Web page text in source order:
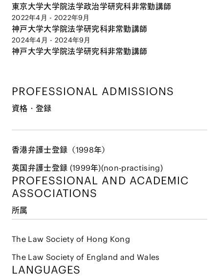
東京大学大学院法学政治学研究科非常勤講師
2022年4月 - 2022年9月
神戸大学大学院法学研究科非常勤講師
2024年4月 - 2024年9月
神戸大学大学院法学研究科非常勤講師
PROFESSIONAL ADMISSIONS
資格・登録
⾹港弁護⼠登録（1998年）
英国弁護⼠登録 (1999年)(non-practising)
PROFESSIONAL AND ACADEMIC
ASSOCIATIONS
所属
The Law Society of Hong Kong
The Law Society of England and Wales
LANGUAGES